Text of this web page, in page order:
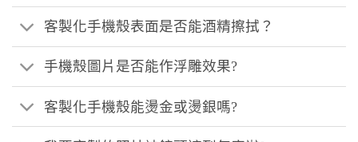
客製化手機殼表面是否能酒精擦拭？
手機殼圖片是否能作浮雕效果?
客製化手機殼能燙金或燙銀嗎?